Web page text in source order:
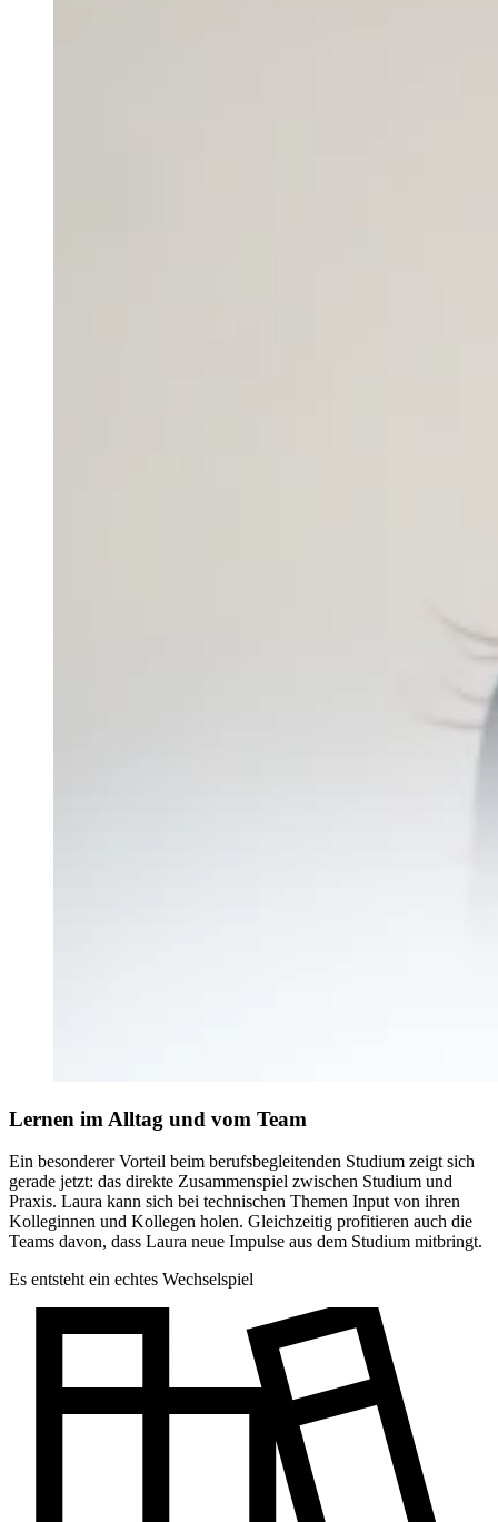
Lernen im Alltag und vom Team
Ein besonderer Vorteil beim berufsbegleitenden Studium zeigt sich
gerade jetzt: das direkte Zusammenspiel zwischen Studium und
Praxis. Laura kann sich bei technischen Themen Input von ihren
Kolleginnen und Kollegen holen. Gleichzeitig profitieren auch die
Teams davon, dass Laura neue Impulse aus dem Studium mitbringt.
Es entsteht ein echtes Wechselspiel